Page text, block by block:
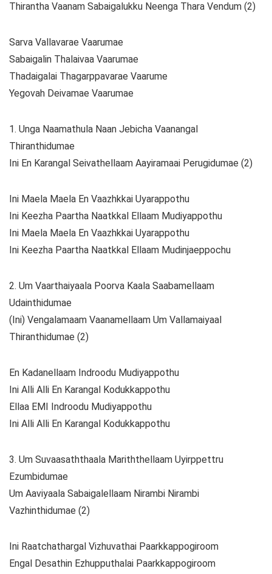
Thirantha Vaanam Sabaigalukku Neenga Thara Vendum (2)
Sarva Vallavarae Vaarumae
Sabaigalin Thalaivaa Vaarumae
Thadaigalai Thagarppavarae Vaarume
Yegovah Deivamae Vaarumae
1. Unga Naamathula Naan Jebicha Vaanangal
Thiranthidumae
Ini En Karangal Seivathellaam Aayiramaai Perugidumae (2)
Ini Maela Maela En Vaazhkkai Uyarappothu
Ini Keezha Paartha Naatkkal Ellaam Mudiyappothu
Ini Maela Maela En Vaazhkkai Uyarappothu
Ini Keezha Paartha Naatkkal Ellaam Mudinjaeppochu
2. Um Vaarthaiyaala Poorva Kaala Saabamellaam
Udainthidumae
(Ini) Vengalamaam Vaanamellaam Um Vallamaiyaal
Thiranthidumae (2)
En Kadanellaam Indroodu Mudiyappothu
Ini Alli Alli En Karangal Kodukkappothu
Ellaa EMI Indroodu Mudiyappothu
Ini Alli Alli En Karangal Kodukkappothu
3. Um Suvaasaththaala Mariththellaam Uyirppettru
Ezumbidumae
Um Aaviyaala Sabaigalellaam Nirambi Nirambi
Vazhinthidumae (2)
Ini Raatchathargal Vizhuvathai Paarkkappogiroom
Engal Desathin Ezhupputhalai Paarkkappogiroom